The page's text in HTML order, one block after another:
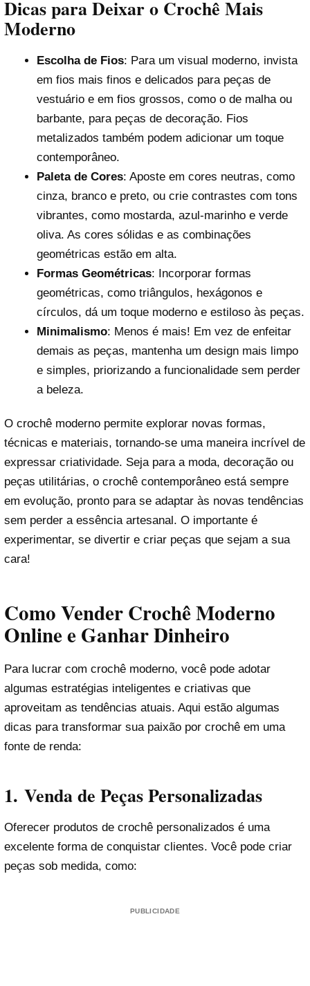
Dicas para Deixar o Crochê Mais
Moderno
Escolha de Fios: Para um visual moderno, invista
em fios mais finos e delicados para peças de
vestuário e em fios grossos, como o de malha ou
barbante, para peças de decoração. Fios
metalizados também podem adicionar um toque
contemporâneo.
Paleta de Cores: Aposte em cores neutras, como
cinza, branco e preto, ou crie contrastes com tons
vibrantes, como mostarda, azul-marinho e verde
oliva. As cores sólidas e as combinações
geométricas estão em alta.
Formas Geométricas: Incorporar formas
geométricas, como triângulos, hexágonos e
círculos, dá um toque moderno e estiloso às peças.
Minimalismo: Menos é mais! Em vez de enfeitar
demais as peças, mantenha um design mais limpo
e simples, priorizando a funcionalidade sem perder
a beleza.
O crochê moderno permite explorar novas formas,
técnicas e materiais, tornando-se uma maneira incrível de
expressar criatividade. Seja para a moda, decoração ou
peças utilitárias, o crochê contemporâneo está sempre
em evolução, pronto para se adaptar às novas tendências
sem perder a essência artesanal. O importante é
experimentar, se divertir e criar peças que sejam a sua
cara!
Como Vender Crochê Moderno
Online e Ganhar Dinheiro
Para lucrar com crochê moderno, você pode adotar
algumas estratégias inteligentes e criativas que
aproveitam as tendências atuais. Aqui estão algumas
dicas para transformar sua paixão por crochê em uma
fonte de renda:
1. Venda de Peças Personalizadas
Oferecer produtos de crochê personalizados é uma
excelente forma de conquistar clientes. Você pode criar
peças sob medida, como:
PUBLICIDADE